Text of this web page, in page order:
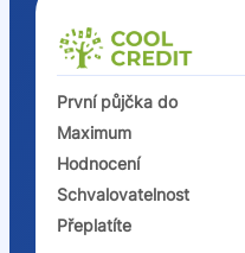
První půjčka do
Maximum
Hodnocení
Schvalovatelnost
Přeplatíte